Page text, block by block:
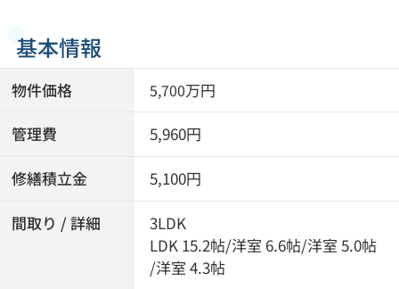
基本情報
物件価格 5,700万円
管理費 5,960円
修繕積立金 5,100円
間取り / 詳細
3LDK
LDK 15.2帖/洋室 6.6帖/洋室 5.0帖
/洋室 4.3帖